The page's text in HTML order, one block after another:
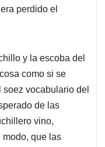
perdido el
y la escoba del
como si se
vocabulario del
de las
vino,
modo, que las